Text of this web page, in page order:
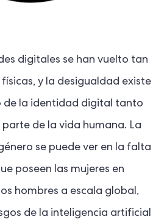
digitales se han vuelto tan
y la desigualdad existe
de la identidad digital tanto
de la vida humana. La
se puede ver en la falta
poseen las mujeres en
hombres a escala global,
de la inteligencia artificial